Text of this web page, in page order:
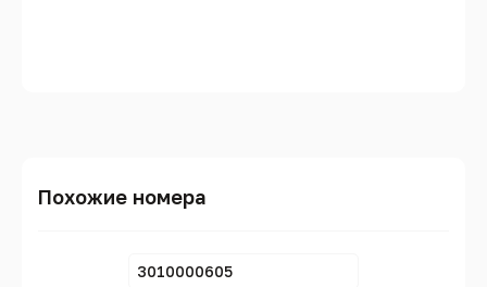
Похожие номера
3010000605